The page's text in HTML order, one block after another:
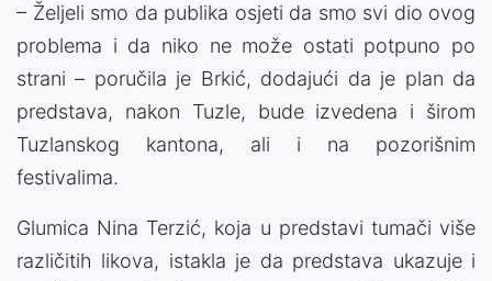
– Željeli smo da publika osjeti da smo svi dio ovog
problema i da niko ne može ostati potpuno po
strani – poručila je Brkić, dodajući da je plan da
predstava, nakon Tuzle, bude izvedena i širom
Tuzlanskog kantona, ali i na pozorišnim
festivalima.
Glumica Nina Terzić, koja u predstavi tumači više
različitih likova, istakla je da predstava ukazuje i